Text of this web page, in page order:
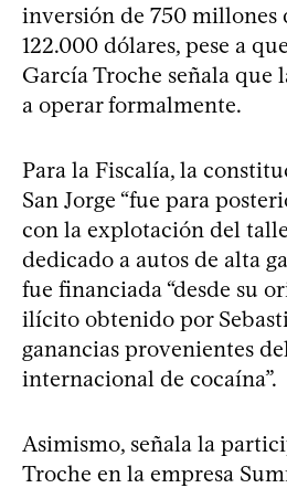
inversión de 750 millones
122.000 dólares, pese a
García Troche señala que
a operar formalmente.
Para la Fiscalía, la
San Jorge “fue para
con la explotación del
dedicado a autos de alta
fue financiada “desde su
ilícito obtenido por
ganancias provenientes
internacional de cocaína”.
Asimismo, señala la
Troche en la empresa